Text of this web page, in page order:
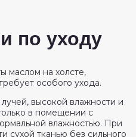
по уходу
маслом на холсте,
особого ухода.
высокой влажности и
в помещении с
влажностью. При
сухой тканью без сильного